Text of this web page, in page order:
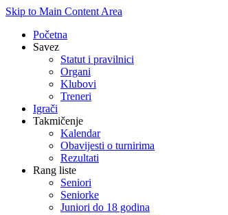
Skip to Main Content Area
Početna
Savez
Statut i pravilnici
Organi
Klubovi
Treneri
Igrači
Takmičenje
Kalendar
Obavijesti o turnirima
Rezultati
Rang liste
Seniori
Seniorke
Juniori do 18 godina